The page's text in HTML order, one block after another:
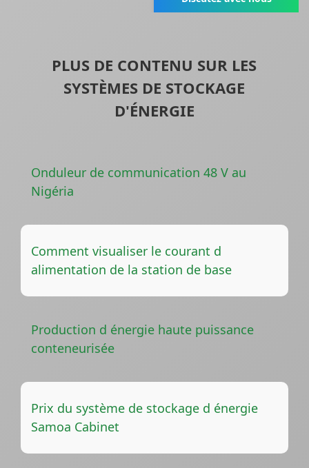
PLUS DE CONTENU SUR LES
SYSTÈMES DE STOCKAGE
D'ÉNERGIE
Onduleur de communication 48 V au
Nigéria
Comment visualiser le courant d
alimentation de la station de base
Production d énergie haute puissance
conteneurisée
Prix du système de stockage d énergie
Samoa Cabinet